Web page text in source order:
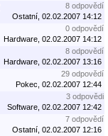
8 odpovědí
Ostatní, 02.02.2007 14:12
0 odpovědí
Hardware, 02.02.2007 14:12
8 odpovědí
Hardware, 02.02.2007 13:16
29 odpovědí
Pokec, 02.02.2007 12:44
3 odpovědi
Software, 02.02.2007 12:42
7 odpovědí
Ostatní, 02.02.2007 12:16